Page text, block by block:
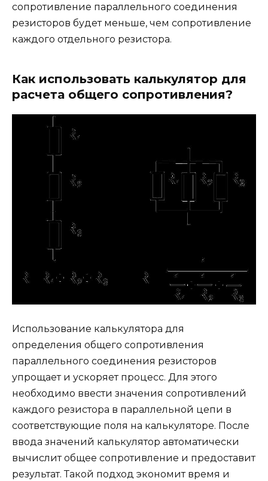
сопротивление параллельного соединения
резисторов будет меньше, чем сопротивление
каждого отдельного резистора.
Как использовать калькулятор для
расчета общего сопротивления?
Использование калькулятора для
определения общего сопротивления
параллельного соединения резисторов
упрощает и ускоряет процесс. Для этого
необходимо ввести значения сопротивлений
каждого резистора в параллельной цепи в
соответствующие поля на калькуляторе. После
ввода значений калькулятор автоматически
вычислит общее сопротивление и предоставит
результат. Такой подход экономит время и